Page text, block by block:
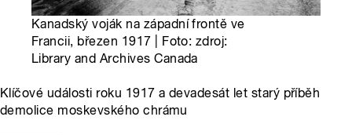
Kanadský voják na západní frontě ve
Francii, březen 1917 | Foto: zdroj:
Library and Archives Canada
Klíčové události roku 1917 a devadesát let starý příběh
demolice moskevského chrámu